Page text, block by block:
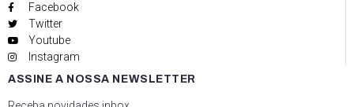
Facebook
Twitter
Youtube
Instagram
ASSINE A NOSSA NEWSLETTER